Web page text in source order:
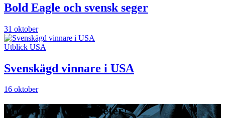
Bold Eagle och svensk seger
31 oktober
Utblick USA
Svenskägd vinnare i USA
16 oktober
Missa inga travnyheter!